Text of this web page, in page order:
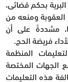
فريضة الحج.